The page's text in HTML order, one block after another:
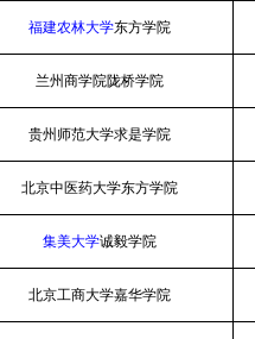
福建农林大学东方学院
兰州商学院陇桥学院
贵州师范大学求是学院
北京中医药大学东方学院
集美大学诚毅学院
北京工商大学嘉华学院